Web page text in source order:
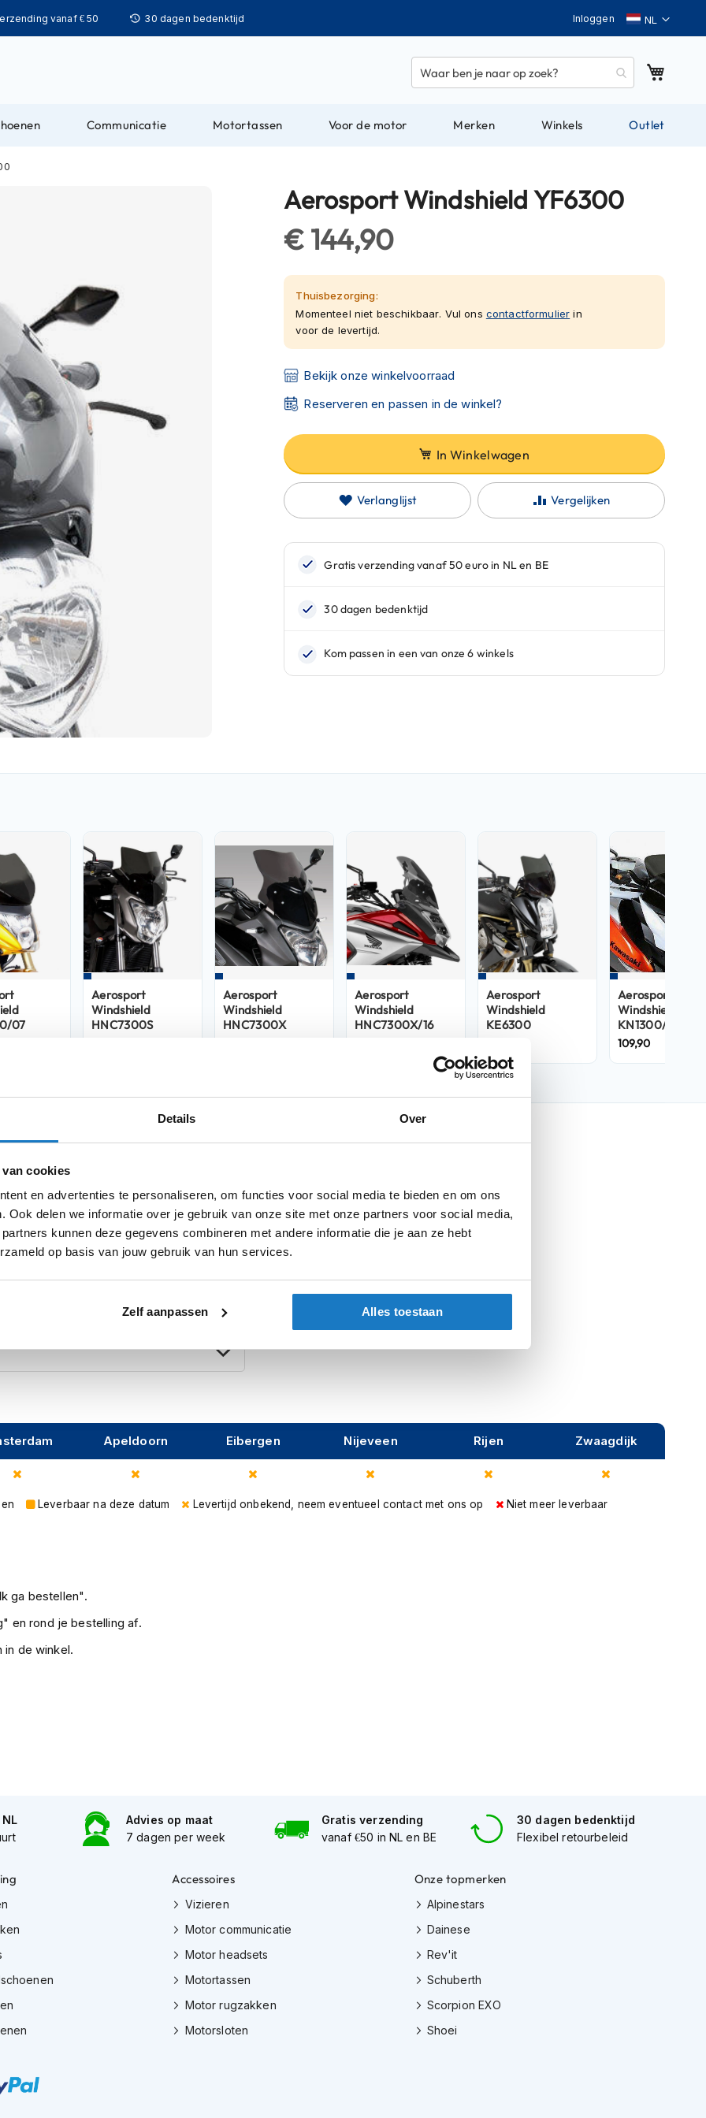
Details Over
cookies
en advertenties te personaliseren, om functies voor social media te bieden en om ons
Ook delen we informatie over je gebruik van onze site met onze partners voor social media,
kunnen deze gegevens combineren met andere informatie die je aan ze hebt
op basis van jouw gebruik van hun services.
Zelf aanpassen Alles toestaan
vanaf € 50 30 dagen bedenktijd Taal
Inloggen
Communicatie Motortassen Voor de motor Merken Winkels Outlet
Aerosport Windshield YF6300
€ 144,90
Thuisbezorging:
Momenteel niet beschikbaar. Vul ons contactformulier in
voor de levertijd.
Bekijk onze winkelvoorraad
Reserveren en passen in de winkel?
In Winkelwagen
Verlanglijst Vergelijken
07
Aerosport
Windshield
HNC7300S
Aerosport
Windshield
HNC7300X
Aerosport
Windshield
HNC7300X/16
Aerosport
Windshield
KE6300
Aerosport
Windshield
KN1300/10
109,90
voor dit model. Vervaardigd uit
enige aanpassing. Inclusief
Designed by
Product info
Categorie Windscherm
Apeldoorn Eibergen Nijeveen Rijen Zwaagdijk
Leverbaar na deze datum Levertijd onbekend, neem eventueel contact met ons op Niet meer leverbaar
ga bestellen".
en rond je bestelling af.
in de winkel.
Advies op maat
7 dagen per week
Gratis verzending
vanaf €50 in NL en BE
30 dagen bedenktijd
Flexibel retourbeleid
Accessoires
Vizieren
Motor communicatie
Motor headsets
Motortassen
Motor rugzakken
Motorsloten
Onze topmerken
Alpinestars
Dainese
Rev'it
Schuberth
Scorpion EXO
Shoei